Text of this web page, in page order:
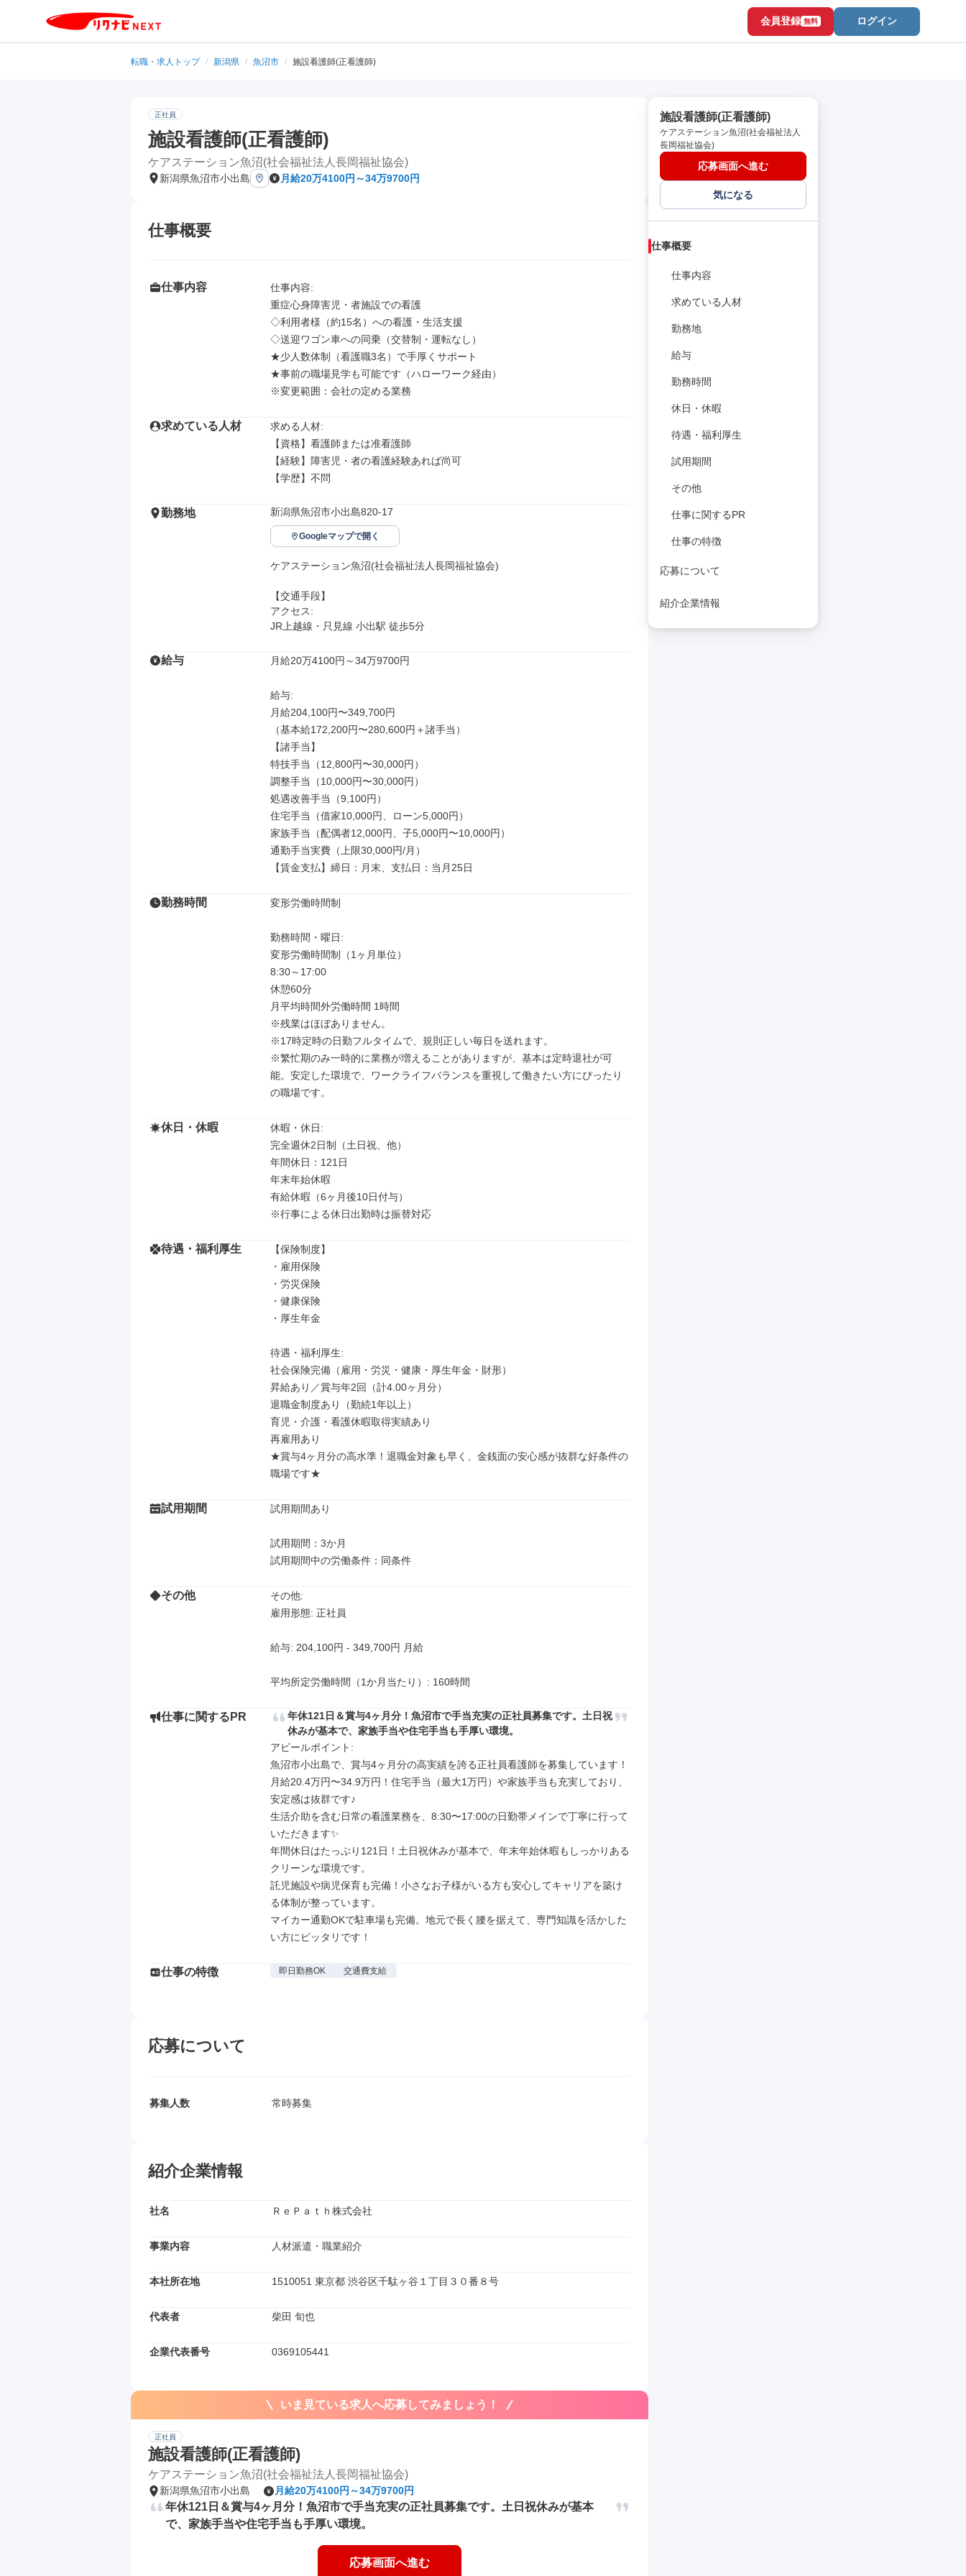
会員登録 無料 ログイン
転職・求人トップ / 新潟県 / 魚沼市 / 施設看護師(正看護師)
正社員
施設看護師(正看護師)
ケアステーション魚沼(社会福祉法人長岡福祉協会)
新潟県魚沼市小出島 月給20万4100円～34万9700円
仕事概要
仕事内容
仕事内容:
重症心身障害児・者施設での看護
◇利用者様（約15名）への看護・生活支援
◇送迎ワゴン車への同乗（交替制・運転なし）
★少人数体制（看護職3名）で手厚くサポート
★事前の職場見学も可能です（ハローワーク経由）
※変更範囲：会社の定める業務
求めている人材
求める人材:
【資格】看護師または准看護師
【経験】障害児・者の看護経験あれば尚可
【学歴】不問
勤務地 新潟県魚沼市小出島820-17
Googleマップで開く
ケアステーション魚沼(社会福祉法人長岡福祉協会)
【交通手段】
アクセス:
JR上越線・只見線 小出駅 徒歩5分
給与 月給20万4100円～34万9700円
給与:
月給204,100円〜349,700円
（基本給172,200円〜280,600円＋諸手当）
【諸手当】
特技手当（12,800円〜30,000円）
調整手当（10,000円〜30,000円）
処遇改善手当（9,100円）
住宅手当（借家10,000円、ローン5,000円）
家族手当（配偶者12,000円、子5,000円〜10,000円）
通勤手当実費（上限30,000円/月）
【賃金支払】締日：月末、支払日：当月25日
勤務時間 変形労働時間制
勤務時間・曜日:
変形労働時間制（1ヶ月単位）
8:30～17:00
休憩60分
月平均時間外労働時間 1時間
※残業はほぼありません。
※17時定時の日勤フルタイムで、規則正しい毎日を送れます。
※繁忙期のみ一時的に業務が増えることがありますが、基本は定時退社が可
能。安定した環境で、ワークライフバランスを重視して働きたい方にぴったり
の職場です。
休日・休暇
休暇・休日:
完全週休2日制（土日祝、他）
年間休日：121日
年末年始休暇
有給休暇（6ヶ月後10日付与）
※行事による休日出勤時は振替対応
待遇・福利厚生
【保険制度】
・雇用保険
・労災保険
・健康保険
・厚生年金
待遇・福利厚生:
社会保険完備（雇用・労災・健康・厚生年金・財形）
昇給あり／賞与年2回（計4.00ヶ月分）
退職金制度あり（勤続1年以上）
育児・介護・看護休暇取得実績あり
再雇用あり
★賞与4ヶ月分の高水準！退職金対象も早く、金銭面の安心感が抜群な好条件の
職場です★
試用期間 試用期間あり
試用期間：3か月
試用期間中の労働条件：同条件
その他
その他:
雇用形態: 正社員
給与: 204,100円 - 349,700円 月給
平均所定労働時間（1か月当たり）: 160時間
仕事に関するPR
年休121日＆賞与4ヶ月分！魚沼市で手当充実の正社員募集です。土日祝
休みが基本で、家族手当や住宅手当も手厚い環境。
アピールポイント:
魚沼市小出島で、賞与4ヶ月分の高実績を誇る正社員看護師を募集しています！
月給20.4万円〜34.9万円！住宅手当（最大1万円）や家族手当も充実しており、
安定感は抜群です♪
生活介助を含む日常の看護業務を、8:30〜17:00の日勤帯メインで丁寧に行って
いただきます✨
年間休日はたっぷり121日！土日祝休みが基本で、年末年始休暇もしっかりある
クリーンな環境です。
託児施設や病児保育も完備！小さなお子様がいる方も安心してキャリアを築け
る体制が整っています。
マイカー通勤OKで駐車場も完備。地元で長く腰を据えて、専門知識を活かした
い方にピッタリです！
仕事の特徴 即日勤務OK 交通費支給
応募について
募集人数 常時募集
紹介企業情報
社名 ＲｅＰａｔｈ株式会社
事業内容 人材派遣・職業紹介
本社所在地 1510051 東京都 渋谷区千駄ヶ谷１丁目３０番８号
代表者 柴田 旬也
企業代表番号 0369105441
いま見ている求人へ応募してみましょう！
正社員
施設看護師(正看護師)
ケアステーション魚沼(社会福祉法人長岡福祉協会)
新潟県魚沼市小出島 月給20万4100円～34万9700円
年休121日＆賞与4ヶ月分！魚沼市で手当充実の正社員募集です。土日祝休みが基本
で、家族手当や住宅手当も手厚い環境。
応募画面へ進む
施設看護師(正看護師)
ケアステーション魚沼(社会福祉法人
長岡福祉協会)
応募画面へ進む
気になる
仕事概要
仕事内容
求めている人材
勤務地
給与
勤務時間
休日・休暇
待遇・福利厚生
試用期間
その他
仕事に関するPR
仕事の特徴
応募について
紹介企業情報